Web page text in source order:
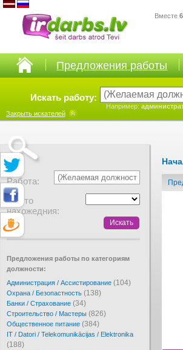
Вместе
Предложения работы
Искать работу:
Например:
Закрыть искателей
Работа:
Место
нахожедния:
Предложения работы по категориям
должности:
Администрация / Ассистирование (104)
Охрана / Безопастность (138)
Банки / Страхование (34)
Cтроительство / Мастеры (826)
Oбщественное питание (384)
IT / Datori / Telekomunikācijas / Elektronika
(188)